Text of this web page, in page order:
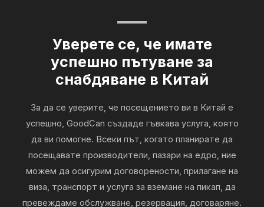
Уверете се, че имате
успешно пътуване за
снабдяване в Китай
За да се уверите, че посещението ви в Китай е
успешно, GoodCan създаде гъвкава услуга, която
да ви помогне. Всеки път, когато планирате да
посещавате производители, пазари на едро, ние
можем да осигурим договорености, прилагане на
виза, транспорт и услуга за вземане на пикап, да
превеждаме обслужване, резервация, договаряне.